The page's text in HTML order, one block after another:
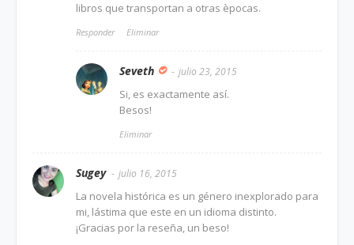
libros que transportan a otras èpocas.
Responder Eliminar
Seveth julio 23, 2015
Si, es exactamente así.
Besos!
Eliminar
Sugey julio 16, 2015
La novela histórica es un género inexplorado para
mi, lástima que este en un idioma distinto.
¡Gracias por la reseña, un beso!